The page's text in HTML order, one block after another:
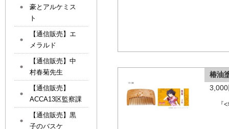
椿油
『
豪とアルケミス
ト
【通信販売】エ
メラルド
【通信販売】中
村春菊先生
【通信販売】
ACCA13区監察課
【通信販売】黒
子のバスケ